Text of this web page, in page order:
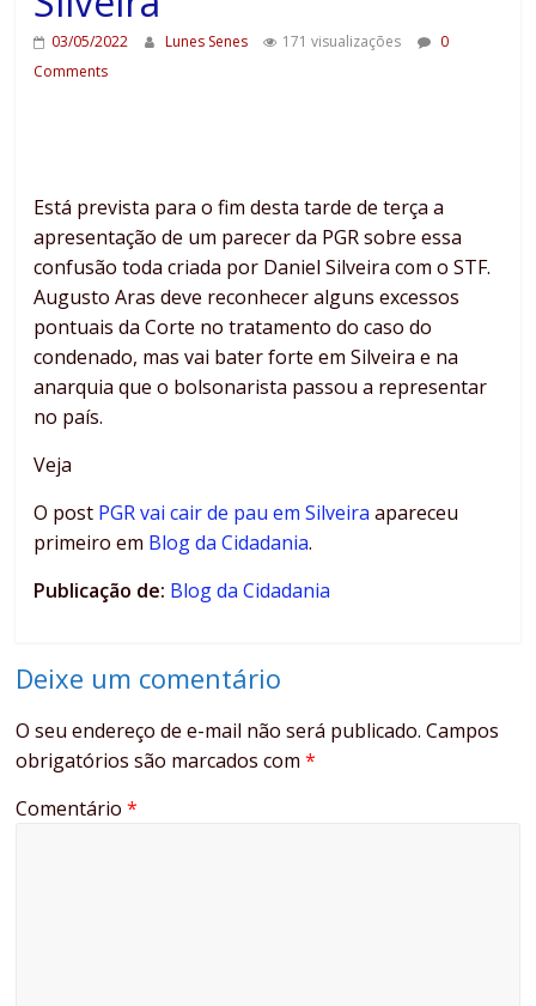
03/05/2022 Lunes Senes 171 visualizações
0
Comments
Está prevista para o fim desta tarde de terça a
apresentação de um parecer da PGR sobre essa
confusão toda criada por Daniel Silveira com o STF.
Augusto Aras deve reconhecer alguns excessos
pontuais da Corte no tratamento do caso do
condenado, mas vai bater forte em Silveira e na
anarquia que o bolsonarista passou a representar
no país.
Veja
O post PGR vai cair de pau em Silveira apareceu
primeiro em Blog da Cidadania.
Publicação de: Blog da Cidadania
Deixe um comentário
O seu endereço de e-mail não será publicado. Campos
obrigatórios são marcados com*
Comentário*